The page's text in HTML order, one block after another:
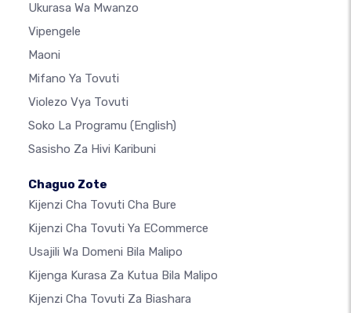
Ukurasa Wa Mwanzo
Vipengele
Maoni
Mifano Ya Tovuti
Violezo Vya Tovuti
Soko La Programu (English)
Sasisho Za Hivi Karibuni
Chaguo Zote
Kijenzi Cha Tovuti Cha Bure
Kijenzi Cha Tovuti Ya ECommerce
Usajili Wa Domeni Bila Malipo
Kijenga Kurasa Za Kutua Bila Malipo
Kijenzi Cha Tovuti Za Biashara